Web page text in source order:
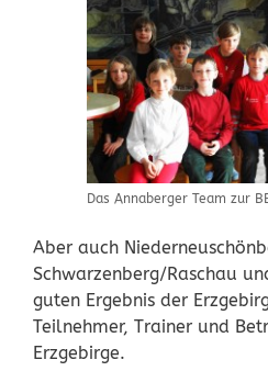
Das Annaberger Team zur
Aber auch
Schwarzenberg/Raschau
guten Ergebnis der
Teilnehmer, Trainer und
Erzgebirge.